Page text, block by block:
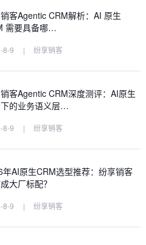
客Agentic CRM解析：AI 原生
需要具备哪…
8-9 | 纷享销客
客Agentic CRM深度测评：AI原生
的业务语义层…
8-9 | 纷享销客
年AI原生CRM选型推荐：纷享销客
大厂标配？
8-9 | 纷享销客